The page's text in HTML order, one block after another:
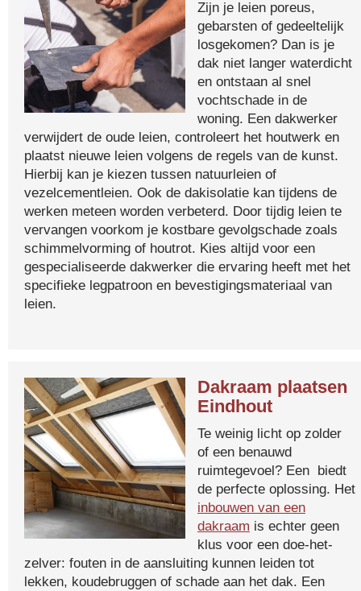
Zijn je leien poreus,
gebarsten of gedeeltelijk
losgekomen? Dan is je
dak niet langer waterdicht
en ontstaan al snel
vochtschade in de
woning. Een dakwerker
verwijdert de oude leien, controleert het houtwerk en
plaatst nieuwe leien volgens de regels van de kunst.
Hierbij kan je kiezen tussen natuurleien of
vezelcementleien. Ook de dakisolatie kan tijdens de
werken meteen worden verbeterd. Door tijdig leien te
vervangen voorkom je kostbare gevolgschade zoals
schimmelvorming of houtrot. Kies altijd voor een
gespecialiseerde dakwerker die ervaring heeft met het
specifieke legpatroon en bevestigingsmateriaal van
leien.
Dakraam plaatsen
Eindhout
Te weinig licht op zolder
of een benauwd
ruimtegevoel? Een biedt
de perfecte oplossing. Het
inbouwen van een
dakraam is echter geen
klus voor een doe-het-
zelver: fouten in de aansluiting kunnen leiden tot
lekken, koudebruggen of schade aan het dak. Een